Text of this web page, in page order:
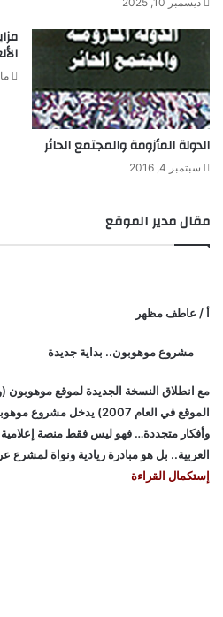
ن
و
الدولة المأزومة والمجتمع الحائر
سبتمبر 4, 2016
مقال مدير الموقع
أ / عاطف مظهر
مشروع موهوبون.. بداية جديدة
مع انطلاق النسخة الجديدة لموقع موهوبون
الموقع في العام 2007)
وأفكار متجددة… فهو ليس فقط منصة إعلامية
العربية.. بل هو مبادرة ريادية ونواة
إستكمال القراءة